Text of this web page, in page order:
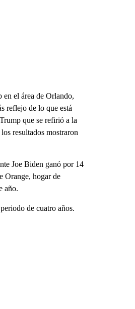
en el área de Orlando,
reflejo de lo que está
que se refirió a la
resultados mostraron
Joe Biden ganó por 14
Orange, hogar de
año.
de cuatro años.